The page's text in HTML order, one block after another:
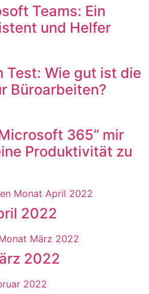
Teams: Ein
und Helfer
Test: Wie gut ist die
Büroarbeiten?
365“ mir
Produktivität zu
2022
2022